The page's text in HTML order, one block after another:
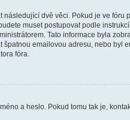
dvě věci. Pokud je ve
muset postupovat podle
Tato informace byla
emailovou adresu, nebo byl
fóra.
a heslo. Pokud tomu tak je,